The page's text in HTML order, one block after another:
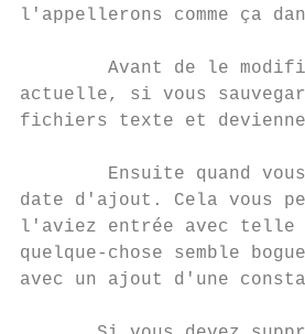
l'appellerons comme ça
Avant de le
actuelle, si vous
fichiers texte et
Ensuite quand
date d'ajout. Cela vous
l'aviez entrée avec telle
quelque-chose semble
avec un ajout d'une